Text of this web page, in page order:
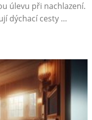
úlevu při nachlazení.
dýchací cesty …